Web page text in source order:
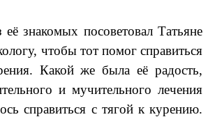
посоветовал Татьяне
чтобы тот помог справиться
Какой же была её радость,
и мучительного лечения
справиться с тягой к курению.